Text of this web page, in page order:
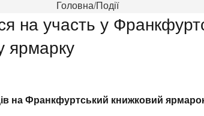
Головна Події
на участь у
ярмарку
на Франкфуртський книжковий